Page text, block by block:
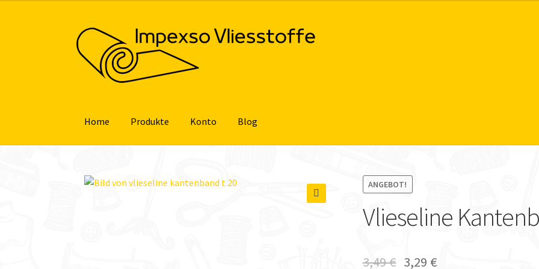
Zur
Navigation
springen
Zum
Inhalt
springen
Home Produkte Konto Blog
ANGEBOT!
Vlieseline
3,49€ 3,29 €